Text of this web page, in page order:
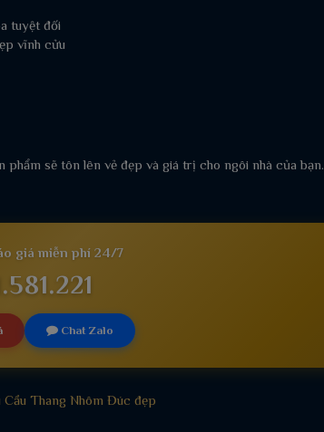
tuyệt đối
vĩnh cửu
sẽ tôn lên vẻ đẹp và giá trị cho ngôi nhà của bạn.
giá miễn phí 24/7
Chat Zalo
Cầu Thang Nhôm Đúc đẹp